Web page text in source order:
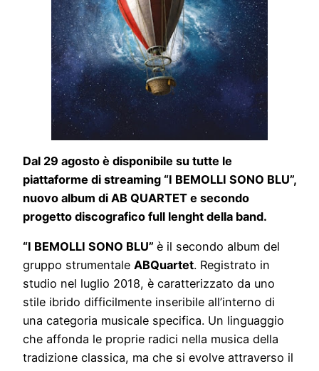
Dal 29 agosto è disponibile su tutte le
piattaforme di streaming “I BEMOLLI SONO BLU”,
nuovo album di AB QUARTET e secondo
progetto discografico full lenght della band.
“I BEMOLLI SONO BLU” è il secondo album del
gruppo strumentale ABQuartet. Registrato in
studio nel luglio 2018, è caratterizzato da uno
stile ibrido difficilmente inseribile all’interno di
una categoria musicale specifica. Un linguaggio
che affonda le proprie radici nella musica della
tradizione classica, ma che si evolve attraverso il